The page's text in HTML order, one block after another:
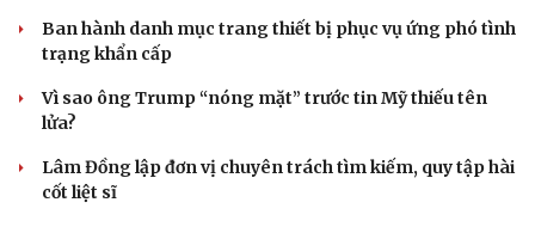
Ban hành danh mục trang thiết bị phục vụ ứng phó tình
trạng khẩn cấp
Vì sao ông Trump “nóng mặt” trước tin Mỹ thiếu tên
lửa?
Lâm Đồng lập đơn vị chuyên trách tìm kiếm, quy tập hài
cốt liệt sĩ